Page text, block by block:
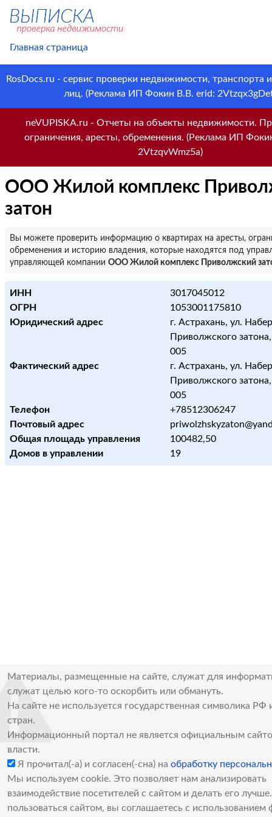
Главная страница
RosDocs.ru - сервис проверки недвижимости, транспорта
лиц. (Реклама ИП Фокин В.В. erid:
neVUPISKA.ru - Отчеты на объекты недвижимости.
ограничения, аресты, обременения. (Реклама ИП
2VtzqvWmz5a)
ООО Жилой комплекс
затон
Вы можете проверить информацию о квартирах на аресты,
обременения и историю владения, которые находятся под
управляющей компании ООО Жилой комплекс Приволжский
ИНН
3017045012
ОГРН
1053001175810
Юридический адрес
г. Астрахань, ул.
Приволжского
005
Фактический адрес
г. Астрахань, ул.
Приволжского
005
Телефон
+78512306247
Почтовый адрес
Общая площадь управления
100482,50
Домов в управлении
19
Материалы, размещенные на сайте, служат для
служат целью кого-то оскорбить или обмануть.
На сайте не используется государственная символика РФ
стран.
Информационный портал не является официальным
власти.
Я прочитал(-а) и согласен(-сна) на обработку
Мы используем cookie. Это позволяет нам анализировать
взаимодействие посетителей с сайтом и делать его
пользоваться сайтом, вы соглашаетесь с использованием